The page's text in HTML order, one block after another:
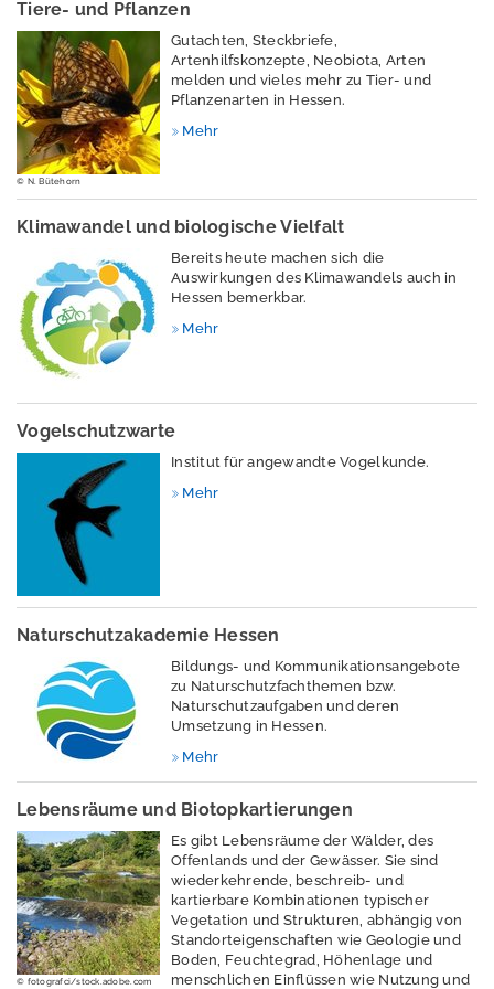
Naturschutz und
Landwirtschaft
Rote Listen
Hessens
Natura 2000
Biodiversitätsforsch
ungsfonds
Lore-Steubing-
Institut
Naturschutzdaten
Veröffentlichungen
n
Ressourcenschutz
und
Kreislaufwirtschaft,
Abfall
Strahlenschutz
Wasser
Windenergie
M
e
s
Tiere- und Pflanzen
© N. Bütehorn
Gutachten, Steckbriefe,
Artenhilfskonzepte, Neobiota, Arten
melden und vieles mehr zu Tier- und
Pflanzenarten in Hessen.
Mehr
Klimawandel und biologische Vielfalt
Bereits heute machen sich die
Auswirkungen des Klimawandels auch in
Hessen bemerkbar.
Mehr
Vogelschutzwarte
Institut für angewandte Vogelkunde.
Mehr
Naturschutzakademie Hessen
Bildungs- und Kommunikationsangebote
zu Naturschutzfachthemen bzw.
Naturschutzaufgaben und deren
Umsetzung in Hessen.
Mehr
Lebensräume und Biotopkartierungen
© fotografci/stock.adobe.com
Es gibt Lebensräume der Wälder, des
Offenlands und der Gewässer. Sie sind
wiederkehrende, beschreib- und
kartierbare Kombinationen typischer
Vegetation und Strukturen, abhängig von
Standorteigenschaften wie Geologie und
Boden, Feuchtegrad, Höhenlage und
menschlichen Einflüssen wie Nutzung und